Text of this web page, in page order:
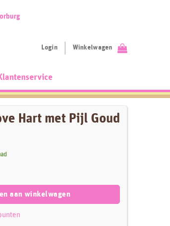
Login Winkelwagen
Klantenservice
Hart met Pijl Goud
aan winkelwagen